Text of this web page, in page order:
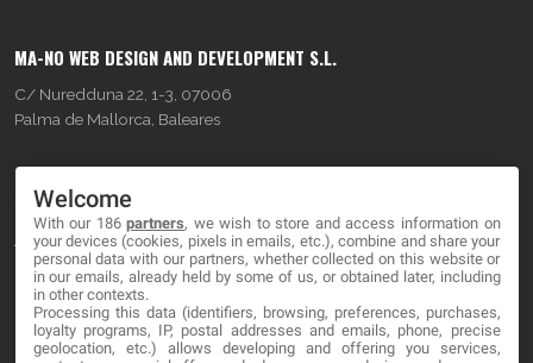
MA-NO WEB DESIGN AND DEVELOPMENT S.L.
C/ Nuredduna 22, 1-3, 07006
Palma de Mallorca, Baleares
About
Blog
Contact
Welcome
With our 186partners, we wish to store and access information on
your devices (cookies, pixels in emails, etc.), combine and share your
personal data with our partners, whether collected on this website or
in our emails, already held by some of us, or obtained later, including
in other contexts.
Processing this data (identifiers, browsing, preferences, purchases,
loyalty programs, IP, postal addresses and emails, phone, precise
geolocation, etc.) allows developing and offering you services,